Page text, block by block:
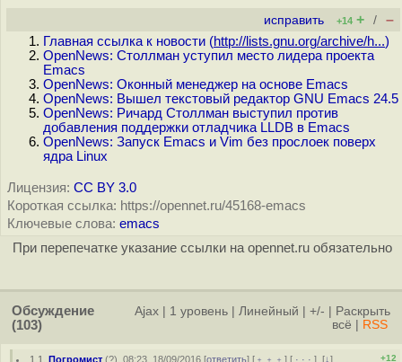
исправить +14 + / –
Главная ссылка к новости (http://lists.gnu.org/archive/h...)
OpenNews: Столлман уступил место лидера проекта
Emacs
OpenNews: Оконный менеджер на основе Emacs
OpenNews: Вышел текстовый редактор GNU Emacs 24.5
OpenNews: Ричард Столлман выступил против
добавления поддержки отладчика LLDB в Emacs
OpenNews: Запуск Emacs и Vim без прослоек поверх
ядра Linux
Лицензия: CC BY 3.0
Короткая ссылка: https://opennet.ru/45168-emacs
Ключевые слова: emacs
При перепечатке указание ссылки на opennet.ru обязательно
Обсуждение
(103)
Ajax 1 уровень Линейный +/-
Раскрыть
всё
RSS
1.1 ,Погромист (?), 08:23, 18/09/2016 [ответить] [ ﹢﹢﹢] [ · · ·][↓]
+12